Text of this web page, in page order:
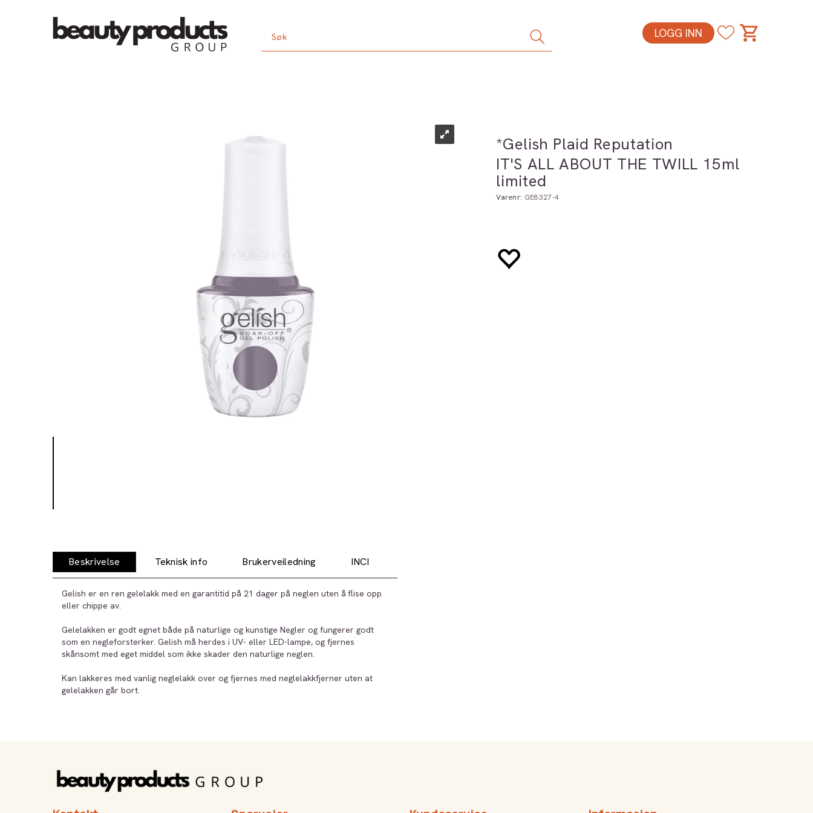
LOGG INN
*Gelish Plaid Reputation
IT'S ALL ABOUT THE TWILL 15ml
limited
Varenr: GE8327-4
Beskrivelse Teknisk info Brukerveiledning INCI
Gelish er en ren gelelakk med en garantitid på 21 dager på neglen uten å flise opp
eller chippe av.
Gelelakken er godt egnet både på naturlige og kunstige Negler og fungerer godt
som en negleforsterker. Gelish må herdes i UV- eller LED-lampe, og fjernes
skånsomt med eget middel som ikke skader den naturlige neglen.
Kan lakkeres med vanlig neglelakk over og fjernes med neglelakkfjerner uten at
gelelakken går bort.